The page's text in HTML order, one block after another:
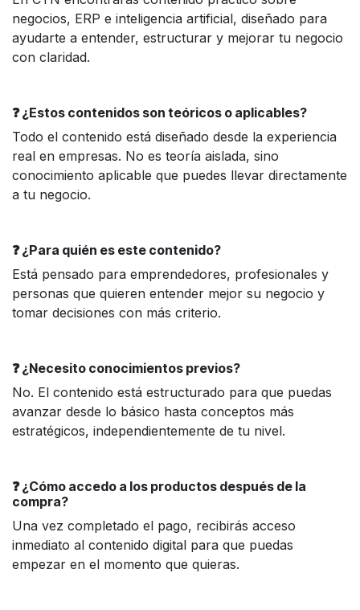
negocios, ERP e inteligencia artificial, diseñado para
ayudarte a entender, estructurar y mejorar tu negocio
con claridad.
❓ ¿Estos contenidos son teóricos o aplicables?
Todo el contenido está diseñado desde la experiencia
real en empresas. No es teoría aislada, sino
conocimiento aplicable que puedes llevar directamente
a tu negocio.
❓ ¿Para quién es este contenido?
Está pensado para emprendedores, profesionales y
personas que quieren entender mejor su negocio y
tomar decisiones con más criterio.
❓ ¿Necesito conocimientos previos?
No. El contenido está estructurado para que puedas
avanzar desde lo básico hasta conceptos más
estratégicos, independientemente de tu nivel.
❓ ¿Cómo accedo a los productos después de la
compra?
Una vez completado el pago, recibirás acceso
inmediato al contenido digital para que puedas
empezar en el momento que quieras.